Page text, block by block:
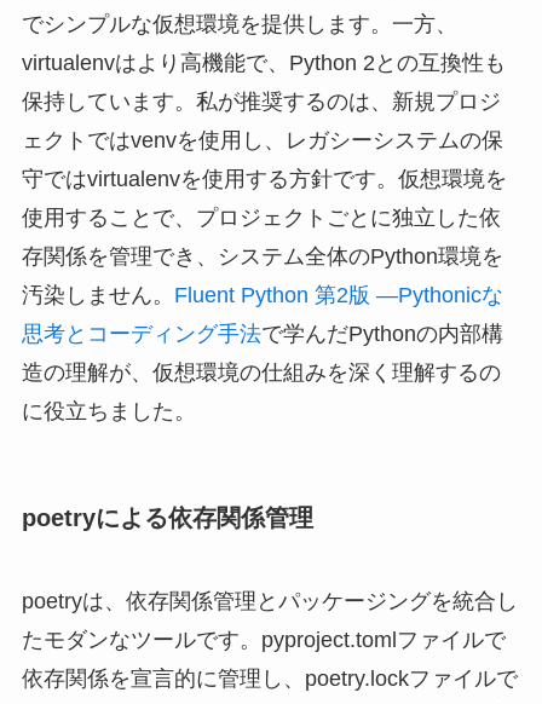
でシンプルな仮想環境を提供します。一方、
virtualenvはより高機能で、Python 2との互換性も
保持しています。私が推奨するのは、新規プロジ
ェクトではvenvを使用し、レガシーシステムの保
守ではvirtualenvを使用する方針です。仮想環境を
使用することで、プロジェクトごとに独立した依
存関係を管理でき、システム全体のPython環境を
汚染しません。 Fluent Python 第2版 ―Pythonicな
思考とコーディング手法で学んだPythonの内部構
造の理解が、仮想環境の仕組みを深く理解するの
に役立ちました。
poetryによる依存関係管理
poetryは、依存関係管理とパッケージングを統合し
たモダンなツールです。pyproject.tomlファイルで
依存関係を宣言的に管理し、poetry.lockファイルで